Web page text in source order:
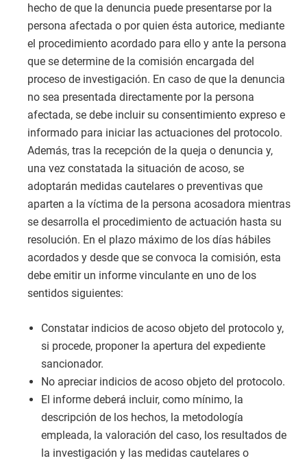
hecho de que la denuncia puede presentarse por la
persona afectada o por quien ésta autorice, mediante
el procedimiento acordado para ello y ante la persona
que se determine de la comisión encargada del
proceso de investigación. En caso de que la denuncia
no sea presentada directamente por la persona
afectada, se debe incluir su consentimiento expreso e
informado para iniciar las actuaciones del protocolo.
Además, tras la recepción de la queja o denuncia y,
una vez constatada la situación de acoso, se
adoptarán medidas cautelares o preventivas que
aparten a la víctima de la persona acosadora mientras
se desarrolla el procedimiento de actuación hasta su
resolución. En el plazo máximo de los días hábiles
acordados y desde que se convoca la comisión, esta
debe emitir un informe vinculante en uno de los
sentidos siguientes:
Constatar indicios de acoso objeto del protocolo y,
si procede, proponer la apertura del expediente
sancionador.
No apreciar indicios de acoso objeto del protocolo.
El informe deberá incluir, como mínimo, la
descripción de los hechos, la metodología
empleada, la valoración del caso, los resultados de
la investigación y las medidas cautelares o